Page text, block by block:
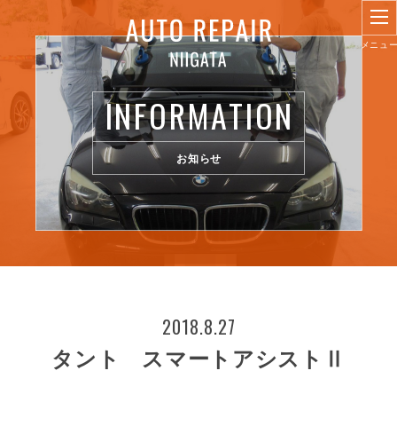
INFORMATION
お知らせ
2018.8.27
タント スマートアシストⅡ